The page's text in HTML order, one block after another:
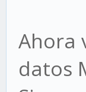
Ahora
datos